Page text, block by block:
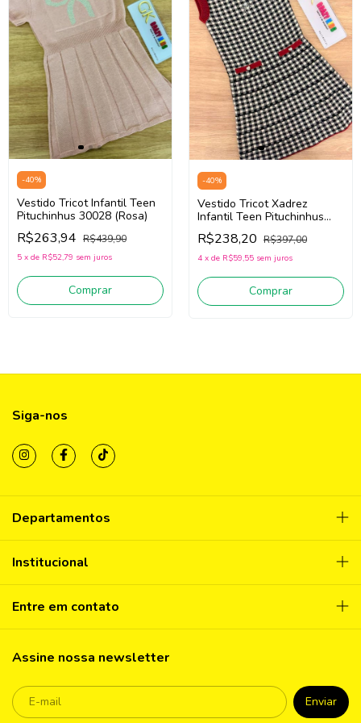
-40%
Vestido Tricot Infantil Teen
Pituchinhus 30028 (Rosa)
R$263,94 R$439,90
5 x de R$52,79 sem juros
Comprar
-40%
Vestido Tricot Xadrez
Infantil Teen Pituchinhus
30005 (Preto/Off
White/Vermelho)
R$238,20 R$397,00
4 x de R$59,55 sem juros
Comprar
Siga-nos
Departamentos
Institucional
Entre em contato
Assine nossa newsletter